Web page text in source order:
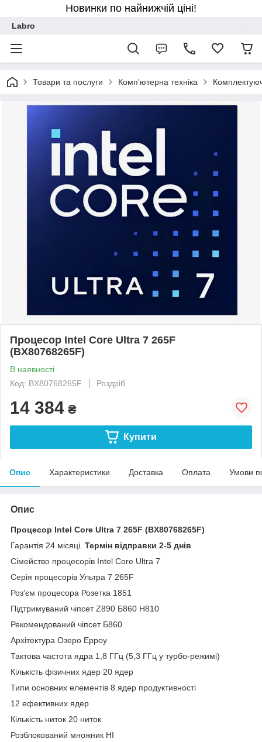
Новинки по найнижчій ціні!
Labro
Товари та послуги Комп'ютерна техніка
Процесор Intel Core Ultra 7 265F
(BX80768265F)
В наявності
Код: BX80768265F
Роздріб
14 384 ₴
Купити
Опис Характеристики Доставка Оплата Умови
Опис
Процесор Intel Core Ultra 7 265F (BX80768265F)
Гарантія 24 місяці. Термін відправки 2-5 днів
Сімейство процесорів Intel Core Ultra 7
Серія процесорів Ультра 7 265F
Роз'єм процесора Розетка 1851
Підтримуваний чіпсет Z890 Б860 H810
Рекомендований чіпсет Б860
Архітектура Озеро Ерроу
Тактова частота ядра 1,8 ГГц (5,3 ГГц у турбо-режимі)
Кількість фізичних ядер 20 ядер
Типи основних елементів 8 ядер продуктивності
12 ефективних ядер
Кількість ниток 20 ниток
Розблокований множник НІ